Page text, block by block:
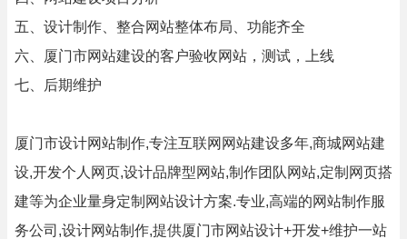
五、设计制作、整合网站整体布局、功能齐全
六、厦门市网站建设的客户验收网站，测试，上线
七、后期维护
厦门市设计网站制作,专注互联网网站建设多年,商城网站建
设,开发个人网页,设计品牌型网站,制作团队网站,定制网页搭
建等为企业量身定制网站设计方案.专业,高端的网站制作服
务公司,设计网站制作,提供厦门市网站设计+开发+维护一站